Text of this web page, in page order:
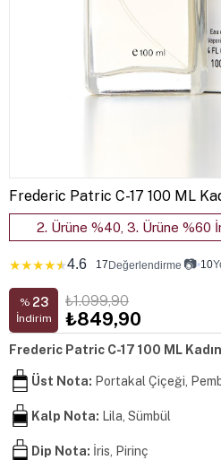
Frederic Patric C-17 100 ML
2. Ürüne %40, 3. Ürüne %60
★★★★★4.6 17 Değerlendirme 📷•10
% 23
İndirim
₺1.099,90
₺849,90
Frederic Patric C-17 100 ML
Üst Nota: Portakal Çiçeği,
Kalp Nota: Lila, Sümbül
Dip Nota: İris, Pirinç